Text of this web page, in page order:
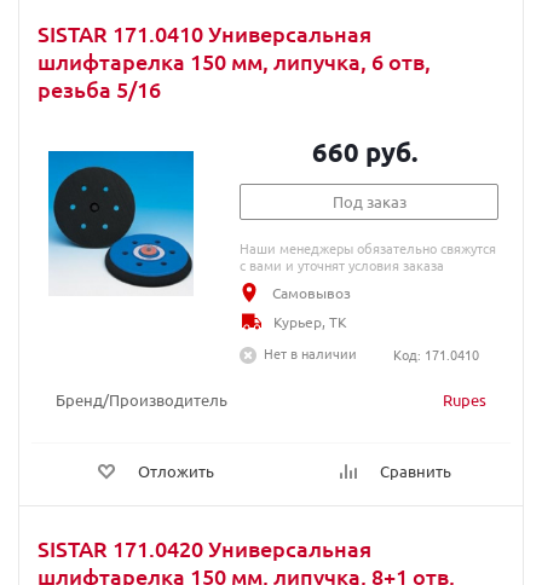
SISTAR 171.0410 Универсальная
шлифтарелка 150 мм, липучка, 6 отв,
резьба 5/16
Бренд/Производитель Rupes
Отложить Сравнить
660 руб.
Под заказ
Наши менеджеры обязательно свяжутся
с вами и уточнят условия заказа
Самовывоз
Курьер, ТК
Нет в наличии
Код: 171.0410
SISTAR 171.0420 Универсальная
шлифтарелка 150 мм, липучка, 8+1 отв,